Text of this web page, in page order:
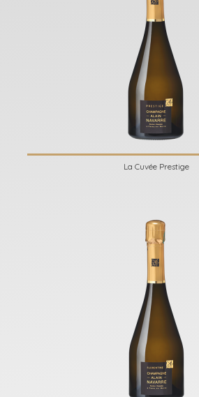
La Cuvée Prestige